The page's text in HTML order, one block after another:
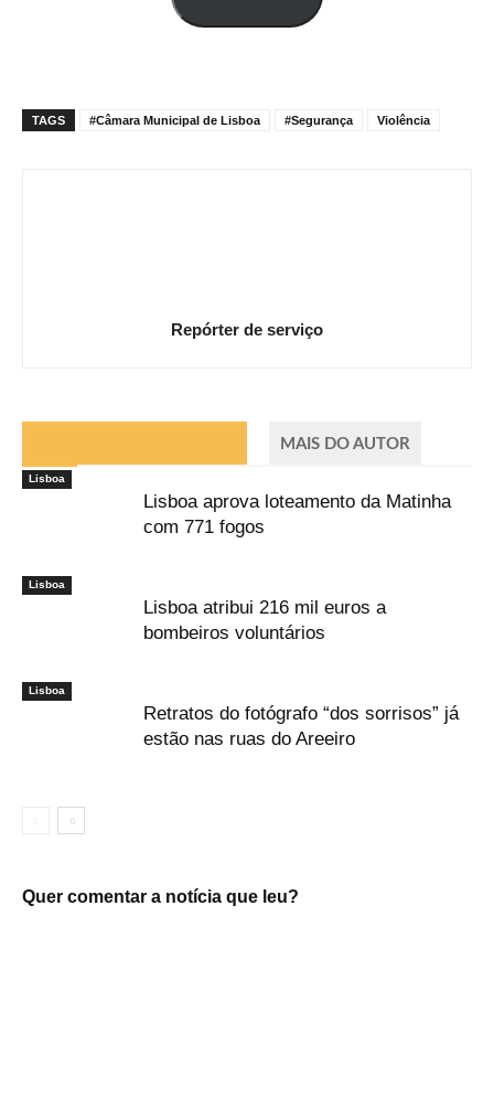
TAGS #Câmara Municipal de Lisboa #Segurança Violência
Repórter de serviço
MAIS DO AUTOR
Lisboa
Lisboa aprova loteamento da Matinha
com 771 fogos
Lisboa
Lisboa atribui 216 mil euros a
bombeiros voluntários
Lisboa
Retratos do fotógrafo “dos sorrisos” já
estão nas ruas do Areeiro
Quer comentar a notícia que leu?